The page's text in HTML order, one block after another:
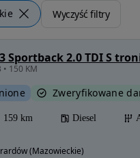
Wyczyść filtry
Sportback 2.0 TDI S
150 KM
Zweryfikowane
159 km Diesel
(Mazowieckie)